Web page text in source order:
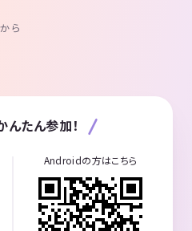
ら
んたん参加！
Androidの方はこちら